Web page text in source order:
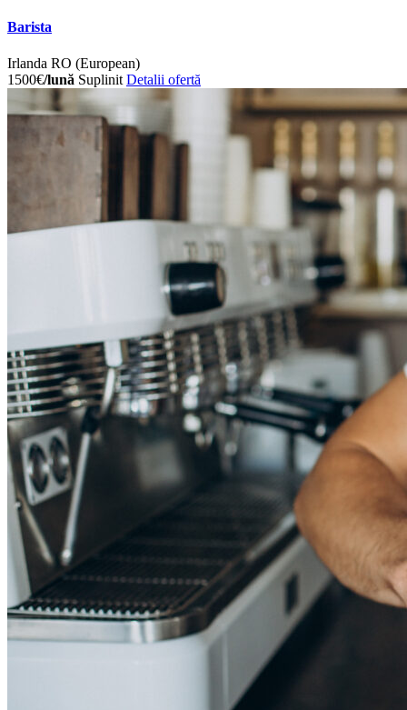
Barista
Irlanda RO (European)
1500€/lună Suplinit Detalii ofertă